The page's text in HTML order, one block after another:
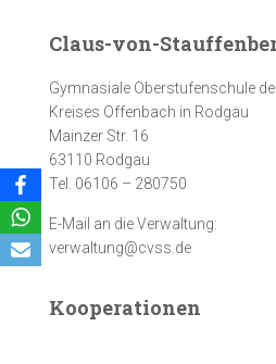
Claus-von-
Gymnasiale Oberstufenschule
Kreises Offenbach in Rodgau
Mainzer Str. 16
63110 Rodgau
Tel. 06106 – 280750
E-Mail an die Verwaltung:
verwaltung@cvss.de
Kooperationen